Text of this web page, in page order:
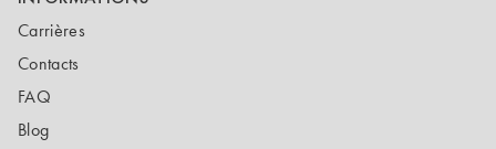
Carrières
Contacts
FAQ
Blog